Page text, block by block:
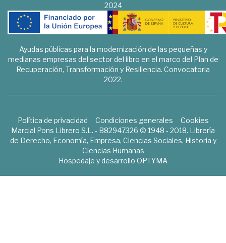
2024
Ayudas públicas para la modernización de las pequeñas y
medianas empresas del sector del libro en el marco del Plan de
Recuperación, Transformación y Resiliencia. Convocatoria
2022.
Política de privacidad Condiciones generales
Cookies
Marcial Pons Librero S.L. - B82947326 © 1948 - 2018. Librería
de Derecho, Economía, Empresa, Ciencias Sociales, Historia y
Ciencias Humanas
Hospedaje y desarrollo OPTYMA